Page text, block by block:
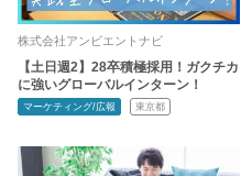
株式会社アンビエントナビ
【土日週2】28卒積極採用！ガクチカ
に強いグローバルインターン！
マーケティング/広報 東京都